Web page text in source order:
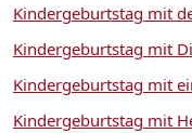
Kindergeburtstag mit
Kindergeburtstag mit
Kindergeburtstag mit
Kindergeburtstag mit